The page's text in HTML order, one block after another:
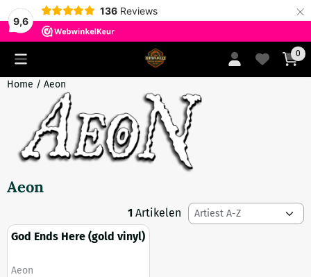
9,6
136 Reviews ×
Cookievoorkeuren zijn momenteel gesloten. 0
Home / Aeon
Aeon
1 Artikelen Sorteermethode
God Ends Here (gold vinyl)
Merk:
Aeon